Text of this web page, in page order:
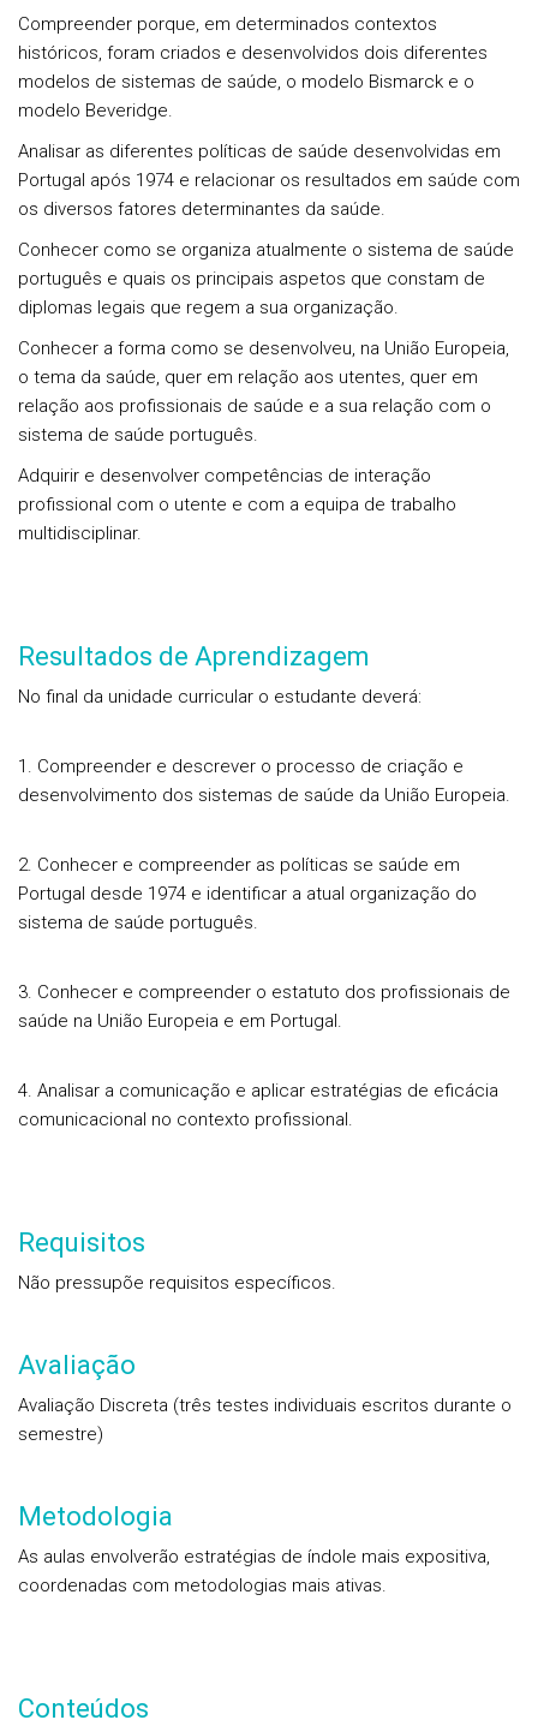
Compreender porque, em determinados contextos
históricos, foram criados e desenvolvidos dois diferentes
modelos de sistemas de saúde, o modelo Bismarck e o
modelo Beveridge.
Analisar as diferentes políticas de saúde desenvolvidas em
Portugal após 1974 e relacionar os resultados em saúde com
os diversos fatores determinantes da saúde.
Conhecer como se organiza atualmente o sistema de saúde
português e quais os principais aspetos que constam de
diplomas legais que regem a sua organização.
Conhecer a forma como se desenvolveu, na União Europeia,
o tema da saúde, quer em relação aos utentes, quer em
relação aos profissionais de saúde e a sua relação com o
sistema de saúde português.
Adquirir e desenvolver competências de interação
profissional com o utente e com a equipa de trabalho
multidisciplinar.
Resultados de Aprendizagem
No final da unidade curricular o estudante deverá:
1. Compreender e descrever o processo de criação e
desenvolvimento dos sistemas de saúde da União Europeia.
2. Conhecer e compreender as políticas se saúde em
Portugal desde 1974 e identificar a atual organização do
sistema de saúde português.
3. Conhecer e compreender o estatuto dos profissionais de
saúde na União Europeia e em Portugal.
4. Analisar a comunicação e aplicar estratégias de eficácia
comunicacional no contexto profissional.
Requisitos
Não pressupõe requisitos específicos.
Avaliação
Avaliação Discreta (três testes individuais escritos durante o
semestre)
Metodologia
As aulas envolverão estratégias de índole mais expositiva,
coordenadas com metodologias mais ativas.
Conteúdos